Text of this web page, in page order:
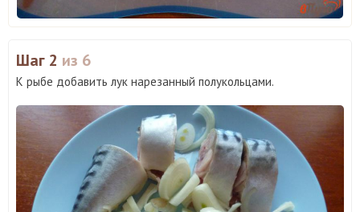
Шаг 2 из 6
К рыбе добавить лук нарезанный полукольцами.